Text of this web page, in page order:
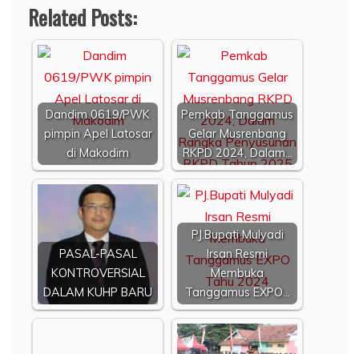
Related Posts:
Dandim 0619/PWK
pimpin Apel Latosar
di Makodim
Pemkab Tanggamus
Gelar Musrenbang
RKPD 2024, Dalam…
PASAL-PASAL
KONTROVERSIAL
DALAM KUHP BARU
PJ.Bupati Mulyadi
Irsan Resmi
Membuka
Tanggamus EXPO…